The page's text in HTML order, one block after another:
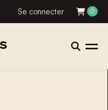
Se connecter 0